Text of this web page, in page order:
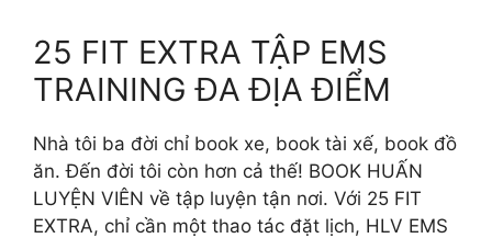
25 FIT EXTRA TẬP EMS
TRAINING ĐA ĐỊA ĐIỂM
Nhà tôi ba đời chỉ book xe, book tài xế, book đồ
ăn. Đến đời tôi còn hơn cả thế! BOOK HUẤN
LUYỆN VIÊN về tập luyện tận nơi. Với 25 FIT
EXTRA, chỉ cần một thao tác đặt lịch, HLV EMS